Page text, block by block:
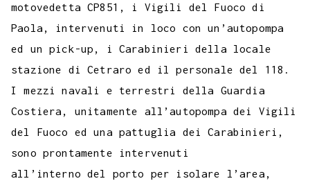
motovedetta CP851, i Vigili del Fuoco di
Paola, intervenuti in loco con un’autopompa
ed un pick-up, i Carabinieri della locale
stazione di Cetraro ed il personale del 118.
I mezzi navali e terrestri della Guardia
Costiera, unitamente all’autopompa dei Vigili
del Fuoco ed una pattuglia dei Carabinieri,
sono prontamente intervenuti
all’interno del porto per isolare l’area,